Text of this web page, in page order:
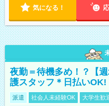
気になる！
夜勤＝待機多め！？【
護スタッフ＊日払いOK!
派遣 社会人未経験OK 大学生歓